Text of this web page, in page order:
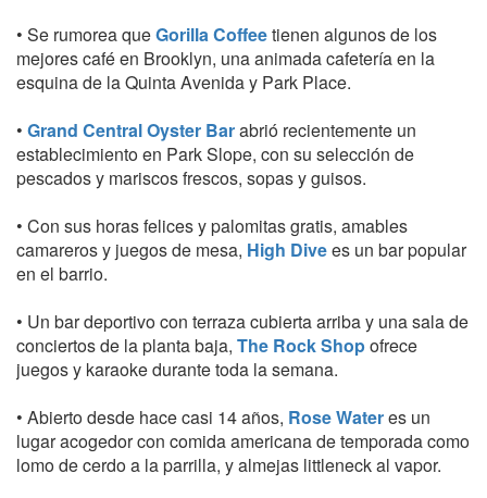
• Se rumorea queGorilla Coffeetienen algunos de los
mejores café en Brooklyn, una animada cafetería en la
esquina de la Quinta Avenida y Park Place.
• Grand Central Oyster Barabrió recientemente un
establecimiento en Park Slope, con su selección de
pescados y mariscos frescos, sopas y guisos.
• Con sus horas felices y palomitas gratis, amables
camareros y juegos de mesa, High Divees un bar popular
en el barrio.
• Un bar deportivo con terraza cubierta arriba y una sala de
conciertos de la planta baja, The Rock Shopofrece
juegos y karaoke durante toda la semana.
• Abierto desde hace casi 14 años, Rose Wateres un
lugar acogedor con comida americana de temporada como
lomo de cerdo a la parrilla, y almejas littleneck al vapor.